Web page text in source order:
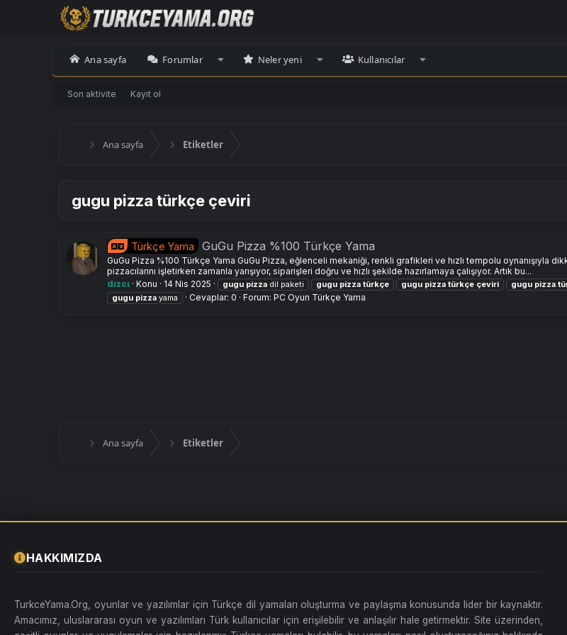
Ana sayfa Forumlar Neler yeni Kullanıcılar
Son aktivite Kayıt ol
Ana sayfa Etiketler
gugu pizza türkçe çeviri
Türkçe Yama GuGu Pizza %100 Türkçe Yama
GuGu Pizza %100 Türkçe Yama GuGu Pizza, eğlenceli mekaniği, renkli grafikleri ve hızlı tempolu
pizzacılarını işletirken zamanla yarışıyor, siparişleri doğru ve hızlı şekilde hazırlamaya çalışıyor. Artık bu...
dızcı
Konu 14 Nis 2025 gugu pizza dil paketi gugu pizza türkçe gugu pizza türkçe çeviri gugu pizza
gugu pizza yama Cevaplar: 0 Forum: PC Oyun Türkçe Yama
Ana sayfa Etiketler
HAKKIMIZDA
TurkceYama.Org, oyunlar ve yazılımlar için Türkçe dil yamaları oluşturma ve paylaşma konusunda lider bir kaynaktır.
Amacımız, uluslararası oyun ve yazılımları Türk kullanıcılar için erişilebilir ve anlaşılır hale getirmektir. Site üzerinden,